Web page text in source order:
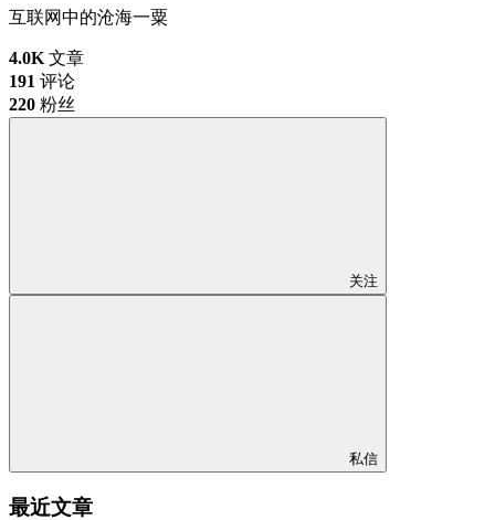
互联网中的沧海一粟
4.0K 文章
191 评论
220 粉丝
关注
私信
最近文章